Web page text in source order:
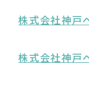
株式会社神戸
株式会社神戸